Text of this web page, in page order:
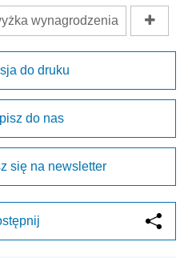
wynagrodzenia
do druku
do nas
się na newsletter